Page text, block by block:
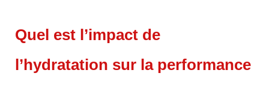
Quel est l’impact de
l’hydratation sur la performance